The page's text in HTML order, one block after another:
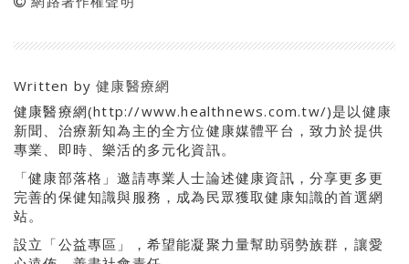
Written by健康醫療網
健康醫療網(http://www.healthnews.com.tw/)是以健康
新聞、治療新知為主的全方位健康媒體平台，致力於提供
專業、即時、樂活的多元化資訊。
「健康部落格」邀請專業人士論述健康資訊，分享更多更
完善的保健知識與服務，成為民眾獲取健康知識的首選網
站。
設立「公益專區」，希望能凝聚力量幫助弱勢族群，讓愛